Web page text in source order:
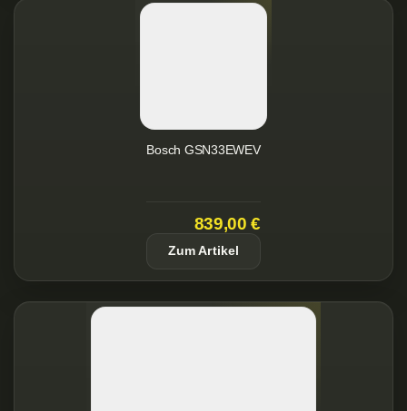
Bosch GSN33EWEV
839,00 €
Zum Artikel